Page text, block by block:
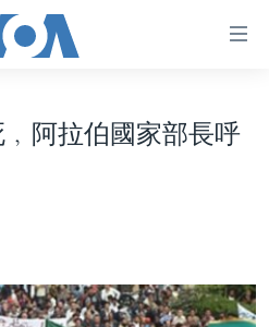
阿拉伯國家部長呼